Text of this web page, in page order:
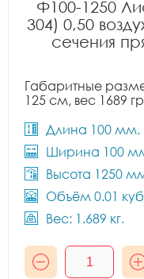
Ф100-1250
304) 0,50
сечения
Габаритные
125 см, вес 1689
Длина 100 мм.
Ширина 100
Высота 1250
Объём 0.01
Вес: 1.689 кг.